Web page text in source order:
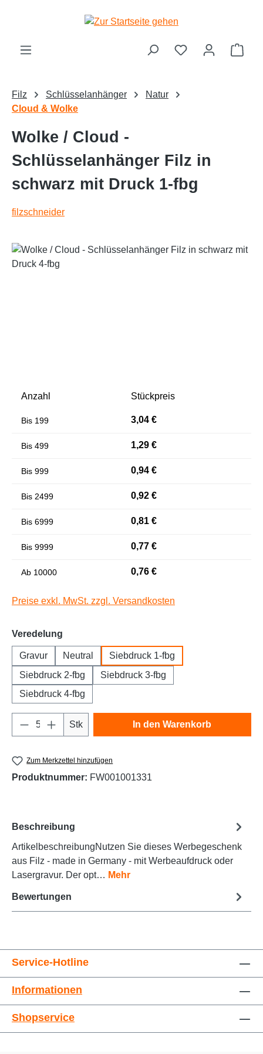
Filz Schlüsselanhänger
Natur
Cloud & Wolke
Wolke / Cloud -
Schlüsselanhänger Filz in
schwarz mit Druck 1-fbg
filzschneider
Bildergalerie überspringen
Anzahl Stückpreis
Bis 199 3,04 €
Bis 499 1,29 €
Bis 999 0,94 €
Bis 2499 0,92 €
Bis 6999 0,81 €
Bis 9999 0,77 €
Ab 10000 0,76 €
Preise exkl. MwSt. zzgl. Versandkosten
Veredelung
Gravur Neutral
Siebdruck 1-fbg
Siebdruck 2-fbg
Siebdruck 3-fbg
Siebdruck 4-fbg
Produkt Anzahl: Gib den gewünschten
Stk In den Warenkorb
Zum Merkzettel hinzufügen
Produktnummer: FW001001331
Beschreibung
ArtikelbeschreibungNutzen Sie dieses Werbegeschenk
aus Filz - made in Germany - mit Werbeaufdruck oder
Lasergravur. Der opt… Mehr
Bewertungen
Service-Hotline
Informationen
Shopservice
Text vergrößern Hochkontrastmodus
Farben invertieren Monochrom
Niedrige Sättigung
Links unterstreichen
Animationen stoppen Überschriften hervorheben
Großer Cursor Leseführung